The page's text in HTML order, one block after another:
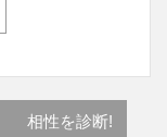
相性を診断!